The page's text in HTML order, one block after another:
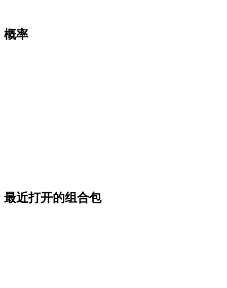
概率
最近打开的组合包